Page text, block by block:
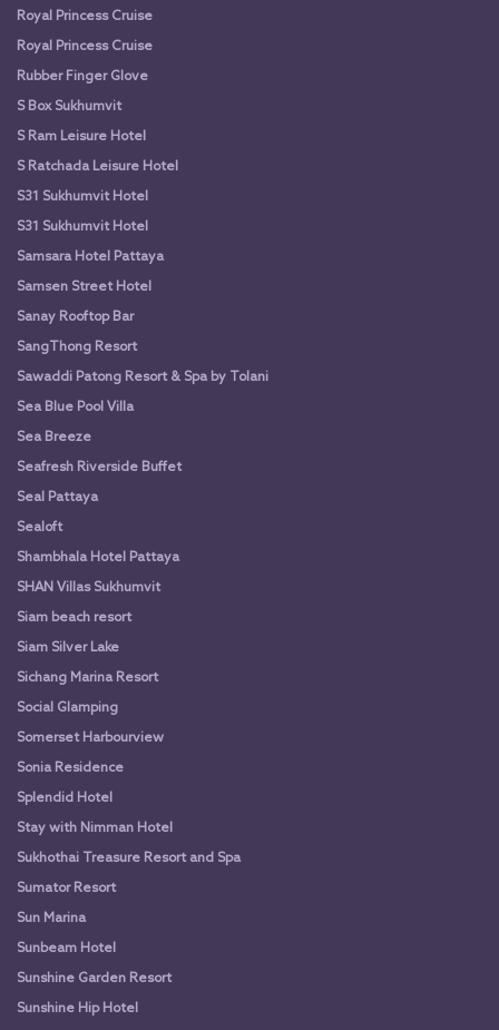
Royal Princess Cruise
Royal Princess Cruise
Rubber Finger Glove
S Box Sukhumvit
S Ram Leisure Hotel
S Ratchada Leisure Hotel
S31 Sukhumvit Hotel
S31 Sukhumvit Hotel
Samsara Hotel Pattaya
Samsen Street Hotel
Sanay Rooftop Bar
SangThong Resort
Sawaddi Patong Resort & Spa by Tolani
Sea Blue Pool Villa
Sea Breeze
Seafresh Riverside Buffet
Seal Pattaya
Sealoft
Shambhala Hotel Pattaya
SHAN Villas Sukhumvit
Siam beach resort
Siam Silver Lake
Sichang Marina Resort
Social Glamping
Somerset Harbourview
Sonia Residence
Splendid Hotel
Stay with Nimman Hotel
Sukhothai Treasure Resort and Spa
Sumator Resort
Sun Marina
Sunbeam Hotel
Sunshine Garden Resort
Sunshine Hip Hotel